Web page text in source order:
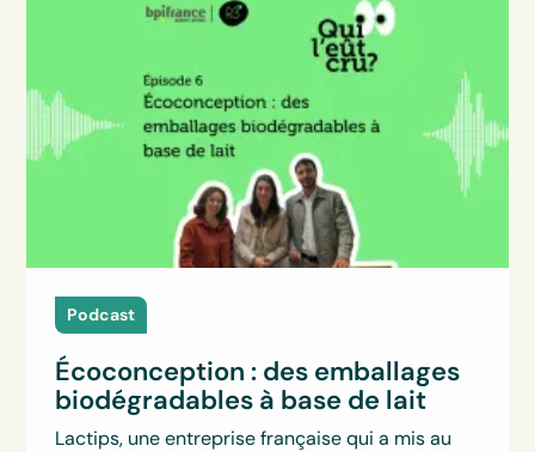
Podcast
Écoconception : des emballages
biodégradables à base de lait
Lactips, une entreprise française qui a mis au